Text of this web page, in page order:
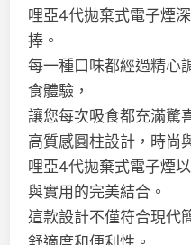
哩亞4代拋棄式電子煙
捧。
每一種口味都經過精心
食體驗，
讓您每次吸食都充滿驚
高質感圓柱設計，時尚
哩亞4代拋棄式電子煙
與實用的完美結合。
這款設計不僅符合現代